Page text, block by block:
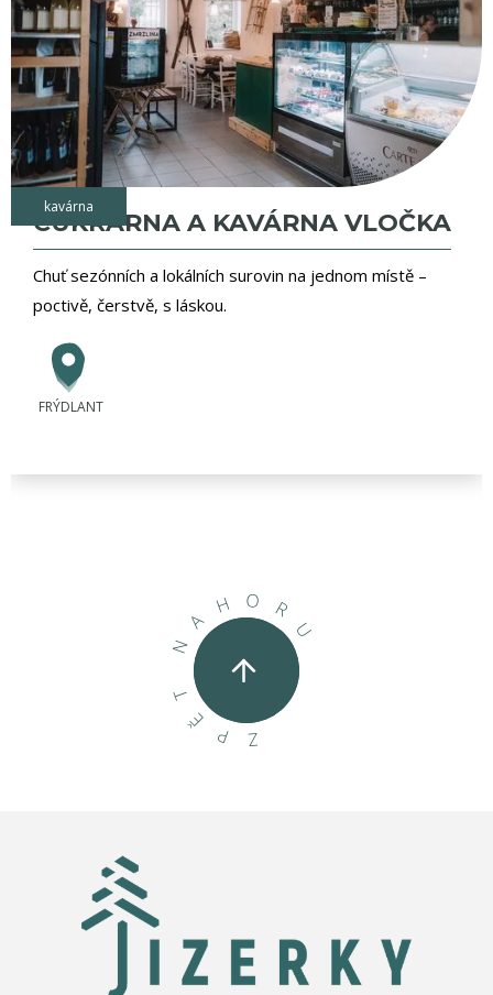
kavárna
CUKRÁRNA A KAVÁRNA VLOČKA
Chuť sezónních a lokálních surovin na jednom místě –
poctivě, čerstvě, s láskou.
FRÝDLANT
Z
P
Ě
T
N
A
H O R
U